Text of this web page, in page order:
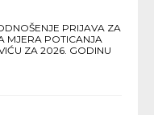
PRIJAVA ZA
MJERA POTICANJA
ZA 2026. GODINU